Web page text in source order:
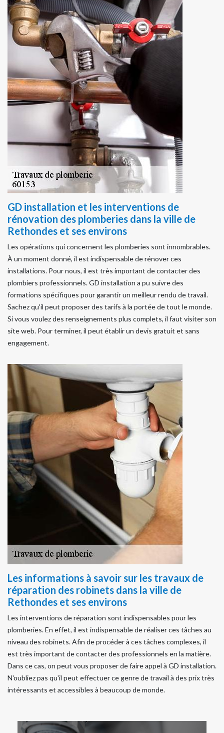
GD installation et les interventions de
rénovation des plomberies dans la ville de
Rethondes et ses environs
Les opérations qui concernent les plomberies sont innombrables.
À un moment donné, il est indispensable de rénover ces
installations. Pour nous, il est très important de contacter des
plombiers professionnels. GD installation a pu suivre des
formations spécifiques pour garantir un meilleur rendu de travail.
Sachez qu'il peut proposer des tarifs à la portée de tout le monde.
Si vous voulez des renseignements plus complets, il faut visiter son
site web. Pour terminer, il peut établir un devis gratuit et sans
engagement.
Les informations à savoir sur les travaux de
réparation des robinets dans la ville de
Rethondes et ses environs
Les interventions de réparation sont indispensables pour les
plomberies. En effet, il est indispensable de réaliser ces tâches au
niveau des robinets. Afin de procéder à ces tâches complexes, il
est très important de contacter des professionnels en la matière.
Dans ce cas, on peut vous proposer de faire appel à GD installation.
N'oubliez pas qu'il peut effectuer ce genre de travail à des prix très
intéressants et accessibles à beaucoup de monde.